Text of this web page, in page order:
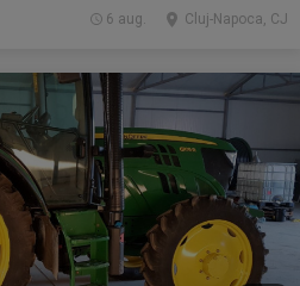
Cluj-Napoca, CJ
6 aug.